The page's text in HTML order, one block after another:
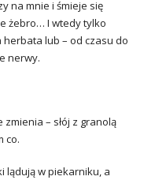
na mnie i śmieje się
żebro… I wtedy tylko
lub – od czasu do
nerwy.
– słój z granolą
co.
lądują w piekarniku, a